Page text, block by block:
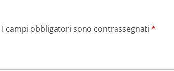
I campi obbligatori sono contrassegnati *